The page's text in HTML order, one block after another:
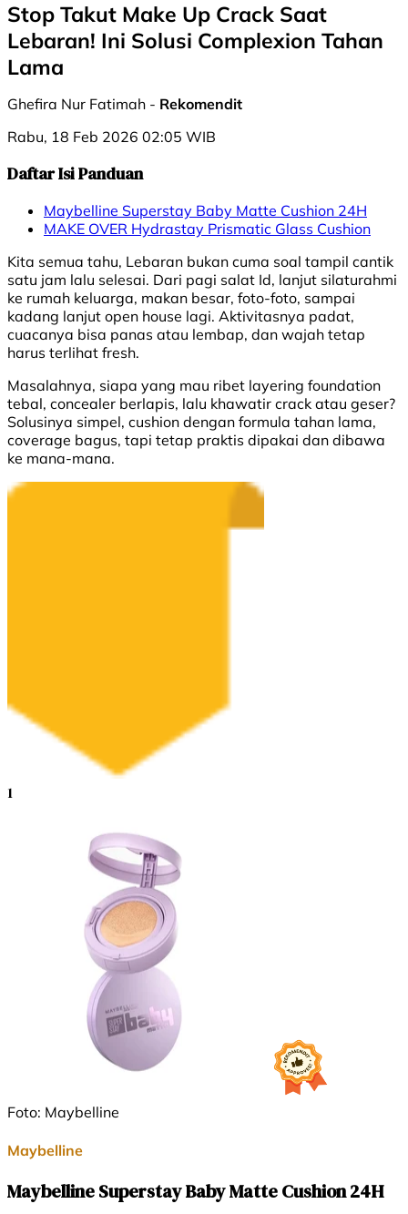
Stop Takut Make Up Crack Saat
Lebaran! Ini Solusi Complexion Tahan
Lama
Ghefira Nur Fatimah - Rekomendit
Rabu, 18 Feb 2026 02:05 WIB
Daftar Isi Panduan
Maybelline Superstay Baby Matte Cushion 24H
MAKE OVER Hydrastay Prismatic Glass Cushion
Kita semua tahu, Lebaran bukan cuma soal tampil cantik
satu jam lalu selesai. Dari pagi salat Id, lanjut silaturahmi
ke rumah keluarga, makan besar, foto-foto, sampai
kadang lanjut open house lagi. Aktivitasnya padat,
cuacanya bisa panas atau lembap, dan wajah tetap
harus terlihat fresh.
Masalahnya, siapa yang mau ribet layering foundation
tebal, concealer berlapis, lalu khawatir crack atau geser?
Solusinya simpel, cushion dengan formula tahan lama,
coverage bagus, tapi tetap praktis dipakai dan dibawa
ke mana-mana.
1
Foto: Maybelline
Maybelline
Maybelline Superstay Baby Matte Cushion 24H